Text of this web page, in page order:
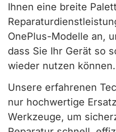
Ihnen eine breite
OnePlus-Modelle an,
dass Sie Ihr Gerät so
wieder nutzen können.
Unsere erfahrenen
nur hochwertige
Werkzeuge, um